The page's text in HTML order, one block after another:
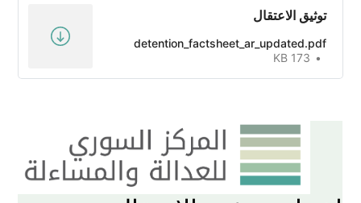
توثيق الاعتقال
detention_factsheet_ar_updated.pdf
173 KB